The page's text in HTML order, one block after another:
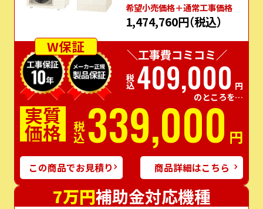
希望⼩売価格＋通常⼯事価格
1,474,760円（税込）
W保証
＼工事費コミコミ／
税込409,000 円
のところを…
実質
価格 税込339,000 円
この商品でお見積り 商品詳細はこちら
7万円補助金対応機種